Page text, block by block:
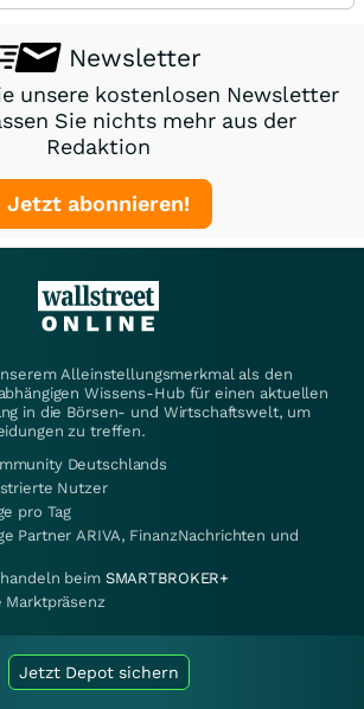
Newsletter
unsere kostenlosen Newsletter
Sie nichts mehr aus der
Redaktion
Jetzt abonnieren!
Alleinstellungsmerkmal als den
Wissens-Hub für einen aktuellen
in die Börsen- und Wirtschaftswelt, um
zu treffen.
Deutschlands
Nutzer
pro Tag
Partner ARIVA, FinanzNachrichten und
beim SMARTBROKER+
Marktpräsenz
Jetzt Depot sichern